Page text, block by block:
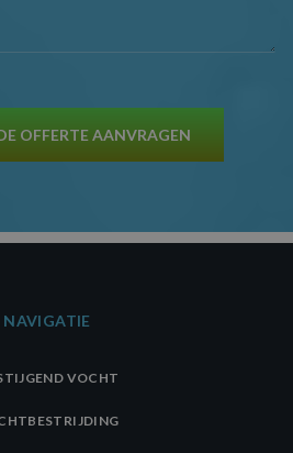
OFFERTE AANVRAGEN
NAVIGATIE
VOCHT